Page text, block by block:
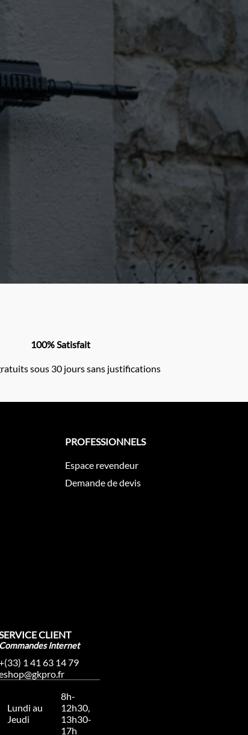
100% Satisfait
sous 30 jours sans justifications
PROFESSIONNELS
Espace revendeur
Demande de devis
CLIENT
Commandes Internet
1 41 63 14 79
Lundi au
Jeudi
8h-
12h30,
13h30-
17h